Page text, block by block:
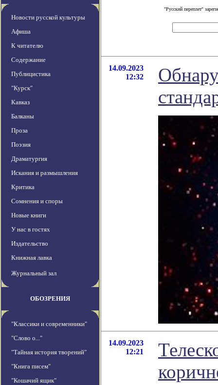
Новости русской культуры
Афиша
К читателю
Содержание
Публицистика
"Курск"
Кавказ
Балканы
Проза
Поэзия
Драматургия
Искания и размышления
Критика
Сомнения и споры
Новые книги
У нас в гостях
Издательство
Книжная лавка
Журнальный зал
ОБОЗРЕНИЯ
"Классики и современники"
"Слово о..."
"Тайная история творений"
"Книга писем"
"Кошачий ящик"
"Русский переплет"
14.09.2023
12:32
14.09.2023
12:21